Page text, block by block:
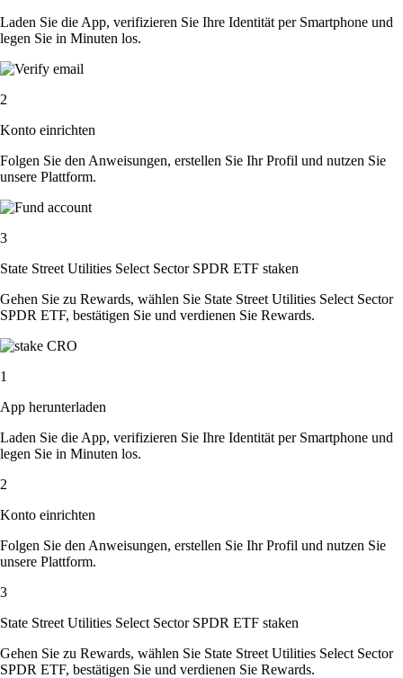
Laden Sie die App, verifizieren Sie Ihre Identität per Smartphone und
legen Sie in Minuten los.
2
Konto einrichten
Folgen Sie den Anweisungen, erstellen Sie Ihr Profil und nutzen Sie
unsere Plattform.
3
State Street Utilities Select Sector SPDR ETF staken
Gehen Sie zu Rewards, wählen Sie State Street Utilities Select Sector
SPDR ETF, bestätigen Sie und verdienen Sie Rewards.
1
App herunterladen
Laden Sie die App, verifizieren Sie Ihre Identität per Smartphone und
legen Sie in Minuten los.
2
Konto einrichten
Folgen Sie den Anweisungen, erstellen Sie Ihr Profil und nutzen Sie
unsere Plattform.
3
State Street Utilities Select Sector SPDR ETF staken
Gehen Sie zu Rewards, wählen Sie State Street Utilities Select Sector
SPDR ETF, bestätigen Sie und verdienen Sie Rewards.